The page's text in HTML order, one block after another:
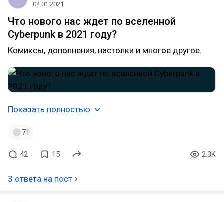
04.01.2021
Что нового нас ждет по вселенной
Cyberpunk в 2021 году?
Комиксы, дополнения, настолки и многое другое.
Показать полностью
71
42 15 2.3K
3 ответа на пост